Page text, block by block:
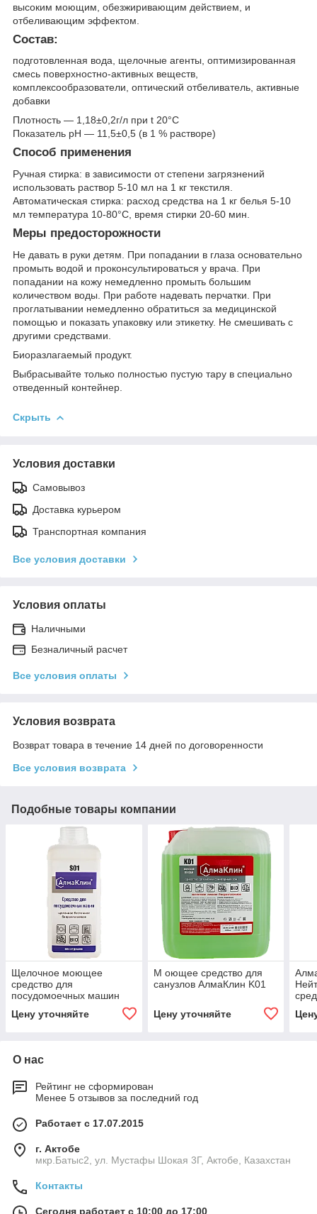
высоким моющим, обезжиривающим действием, и
отбеливающим эффектом.
Состав:
подготовленная вода, щелочные агенты, оптимизированная
смесь поверхностно-активных веществ,
комплексообразователи, оптический отбеливатель, активные
добавки
Плотность — 1,18±0,2г/л при t 20°C
Показатель pH — 11,5±0,5 (в 1 % растворе)
Способ применения
Ручная стирка: в зависимости от степени загрязнений
использовать раствор 5-10 мл на 1 кг текстиля.
Автоматическая стирка: расход средства на 1 кг белья 5-10
мл температура 10-80°С, время стирки 20-60 мин.
Меры предосторожности
Не давать в руки детям. При попадании в глаза основательно
промыть водой и проконсультироваться у врача. При
попадании на кожу немедленно промыть большим
количеством воды. При работе надевать перчатки. При
проглатывании немедленно обратиться за медицинской
помощью и показать упаковку или этикетку. Не смешивать с
другими средствами.
Биоразлагаемый продукт.
Выбрасывайте только полностью пустую тару в специально
отведенный контейнер.
Скрыть
Условия доставки
Самовывоз
Доставка курьером
Транспортная компания
Все условия доставки
Условия оплаты
Наличными
Безналичный расчет
Все условия оплаты
Условия возврата
Возврат товара в течение 14 дней по договоренности
Все условия возврата
Подобные товары компании
Щелочное моющее
средство для
посудомоечных машин
Цену уточняйте
М оющее средство для
санузлов АлмаКлин K01
Цену уточняйте
О нас
Рейтинг не сформирован
Менее 5 отзывов за последний год
Работает с 17.07.2015
г. Актобе
мкр.Батыс2, ул. Мустафы Шокая 3Г, Актобе, Казахстан
Контакты
Сегодня работает с 10:00 до 17:00